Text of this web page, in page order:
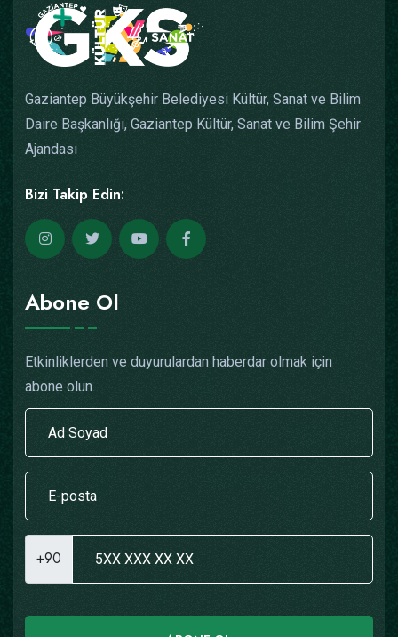
Gaziantep Büyükşehir Belediyesi Kültür, Sanat ve Bilim
Daire Başkanlığı, Gaziantep Kültür, Sanat ve Bilim Şehir
Ajandası
Bizi Takip Edin:
Abone Ol
Etkinliklerden ve duyurulardan haberdar olmak için
abone olun.
+90